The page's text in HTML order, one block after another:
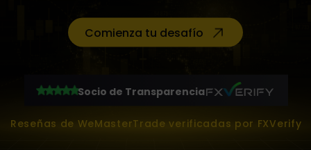
Comienza tu desafío
Socio de Transparencia
Reseñas de WeMasterTrade verificadas por FXVerify